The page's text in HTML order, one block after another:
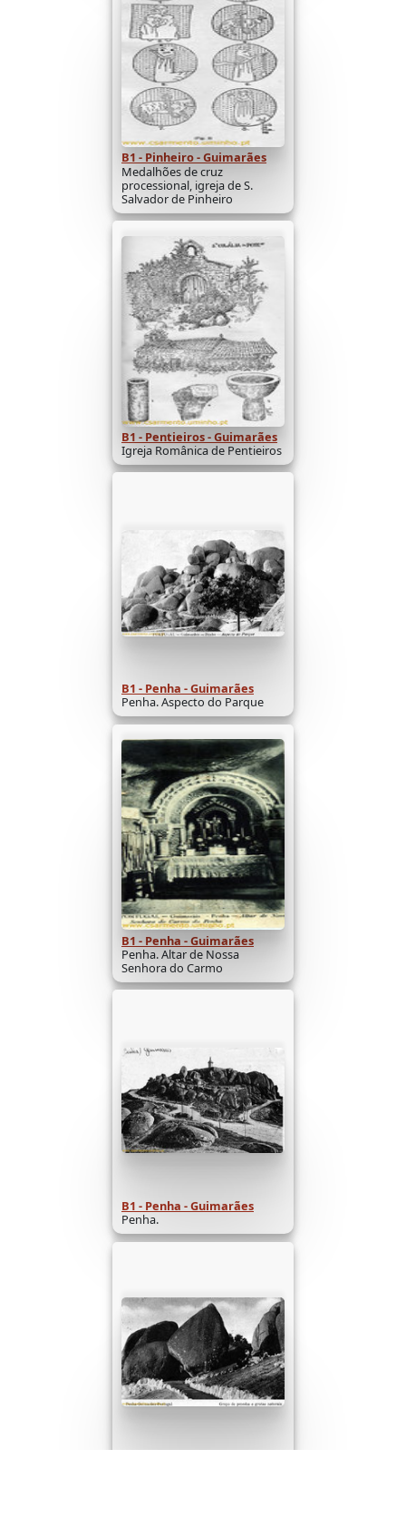
B1 - Pinheiro - Guimarães
Medalhões de cruz
processional, igreja de S.
Salvador de Pinheiro
B1 - Pentieiros - Guimarães
Igreja Românica de Pentieiros
B1 - Penha - Guimarães
Penha. Aspecto do Parque
B1 - Penha - Guimarães
Penha. Altar de Nossa
Senhora do Carmo
B1 - Penha - Guimarães
Penha.